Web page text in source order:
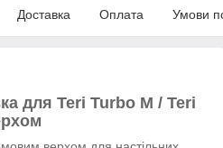
Доставка Оплата Умови
для Teri Turbo M / Teri